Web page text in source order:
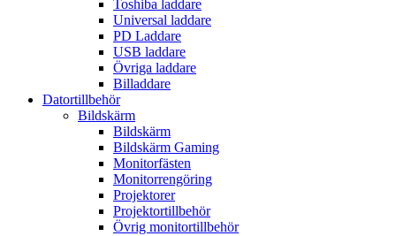
Toshiba laddare
Universal laddare
PD Laddare
USB laddare
Övriga laddare
Billaddare
Datortillbehör
Bildskärm
Bildskärm
Bildskärm Gaming
Monitorfästen
Monitorrengöring
Projektorer
Projektortillbehör
Övrig monitortillbehör